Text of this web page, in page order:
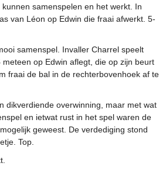
samenspelen en het werkt. In
van Léon op Edwin die fraai afwerkt. 5-
samenspel. Invaller Charrel speelt
op Edwin aflegt, die op zijn beurt
fraai de bal in de rechterbovenhoek af te
dikverdiende overwinning, maar met wat
en ietwat rust in het spel waren de
geweest. De verdediging stond
Top.